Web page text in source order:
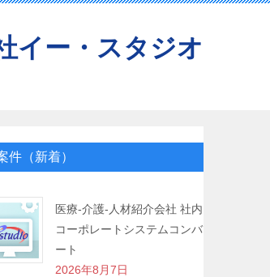
イー・スタジオ
件（新着）
医療-介護-人材紹介会社 社内
コーポレートシステムコンバ
ート
2026年8月7日